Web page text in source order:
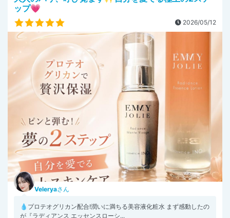
ップ💗
2026/05/12
Veleryaさん
💧プロテオグリカン配合!潤いに満ちる美容液化粧水 まず感動したの
が『ラディアンス エッセンスローシ...